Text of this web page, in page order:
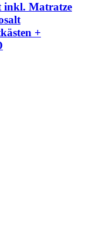
inkl. Matratze
+